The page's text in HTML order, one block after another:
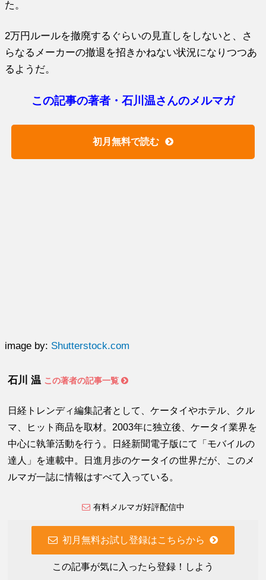
た。
2万円ルールを撤廃するぐらいの見直しをしないと、さ
らなるメーカーの撤退を招きかねない状況になりつつあ
るようだ。
この記事の著者・石川温さんのメルマガ
初月無料で読む
image by: Shutterstock.com
石川 温 この著者の記事一覧
日経トレンディ編集記者として、ケータイやホテル、クル
マ、ヒット商品を取材。2003年に独立後、ケータイ業界を
中心に執筆活動を行う。日経新聞電子版にて「モバイルの
達人」を連載中。日進月歩のケータイの世界だが、このメ
ルマガ一誌に情報はすべて入っている。
有料メルマガ好評配信中
初月無料お試し登録はこちらから
この記事が気に入ったら登録！しよう